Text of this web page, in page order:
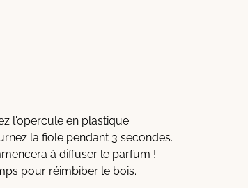
l'opercule en plastique.
la fiole pendant 3 secondes.
à diffuser le parfum !
pour réimbiber le bois.